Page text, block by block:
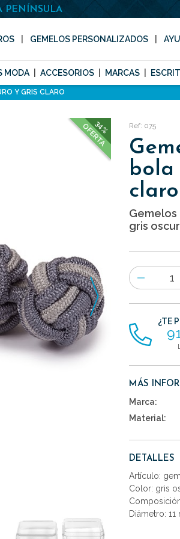
PENÍNSULA
GEMELOS PERSONALIZADOS
MODA ACCESORIOS MARCAS
Y GRIS CLARO
34%
OFERTA Ref: 075
bola
claro
gris
Número
de
artículos
¿TE
MÁS
Marca:
Material:
DETALLES
Artículo:
Color: gris
Diámetro: 11